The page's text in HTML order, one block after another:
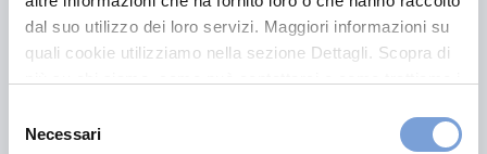
dal suo utilizzo dei loro servizi. Maggiori informazioni su
quali cookie utilizziamo nella sezione Dettagli. Scopra di
può trovare nel footer del sito nella sezione "Informativa
delNecessari
Cyber Check : verifica se i tuoi dati sono presenti
nel Dark Web
Personal Risk Check: analizza la tua situazione
all’intelligenza artificiale